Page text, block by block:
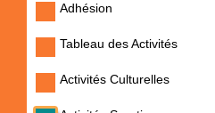
Adhésion
Tableau des Activités
Activités Culturelles